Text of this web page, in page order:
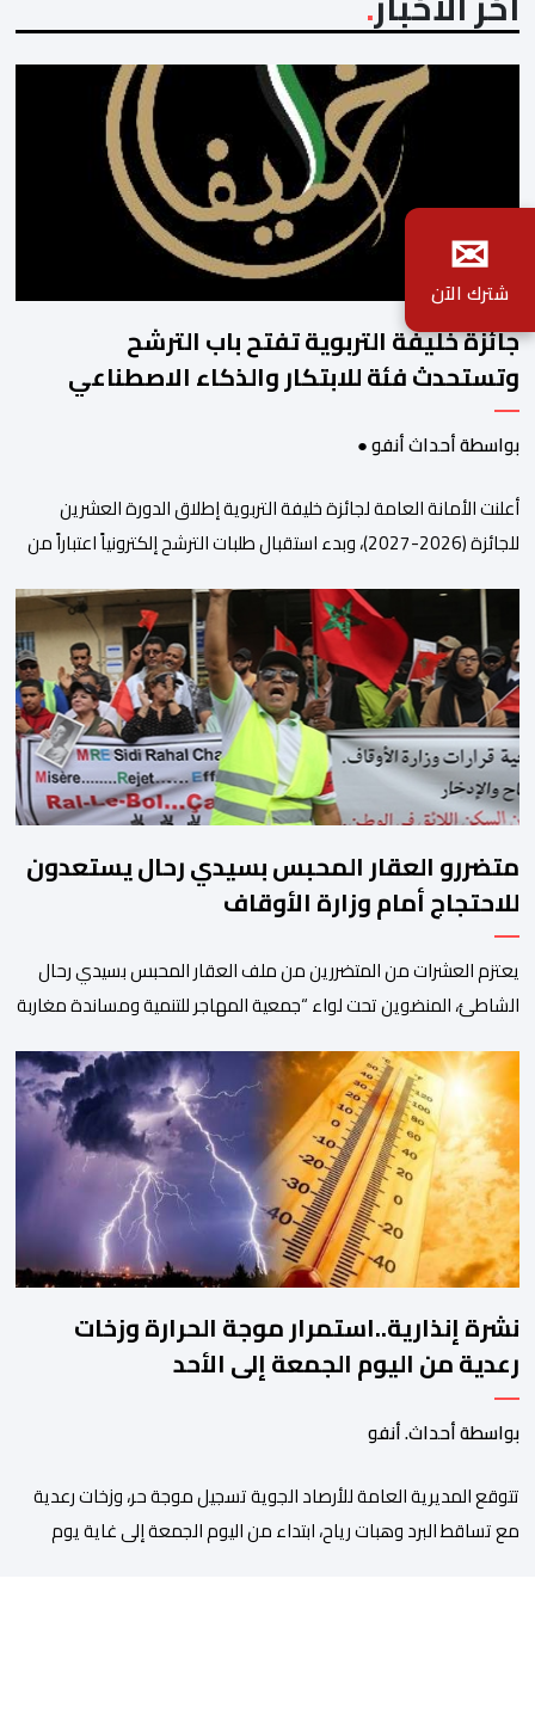
جائزة خليفة التربوية تفتح باب الترشح
وتستحدث فئة للابتكار والذكاء الاصطناعي
بواسطة أحداث أنفو ●
أعلنت الأمانة العامة لجائزة خليفة التربوية إطلاق الدورة العشرين
للجائزة (2026-2027)، وبدء استقبال طلبات الترشح إلكترونياً اعتباراً من
أهمية خاصة لتزامنها مع مرور عشرين عاماً على انطلاق الجائزة،
وتشهد للمرة الأولى استحداث فئة “الابتكار والذكاء الاصطناعي في
التعليم”، إلى جانب طرح 10 مجالات […]
متضررو العقار المحبس بسيدي رحال يستعدون
للاحتجاج أمام وزارة الأوقاف
يعتزم العشرات من المتضررين من ملف العقار المحبس بسيدي رحال
الشاطئ، المنضوين تحت لواء “جمعية المهاجر للتنمية ومساندة مغاربة
أمام الملحقة الإدارية لوزارة الأوقاف والشؤون الإسلامية بحي حسان
بالرباط، وذلك للمطالبة بتسوية هذا الملف الذي ظل عالقا لسنوات
طويلة وأثار استياء واسعا في صفوف أبناء […]
نشرة إنذارية..استمرار موجة الحرارة وزخات
رعدية من اليوم الجمعة إلى الأحد
بواسطة أحداث. أنفو
تتوقع المديرية العامة للأرصاد الجوية تسجيل موجة حر، وزخات رعدية
مع تساقط البرد وهبات رياح، ابتداء من اليوم الجمعة إلى غاية يوم
✉
شترك الآن